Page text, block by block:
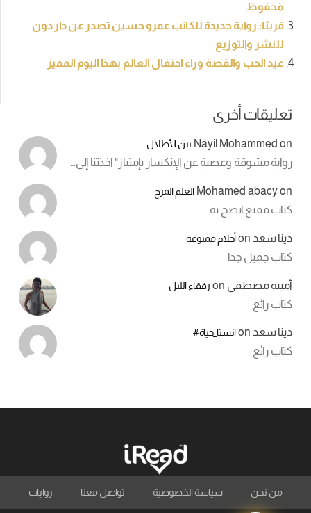
مَحفوظ
قريبًا: رواية جديدة للكاتب عمرو حسين تصدر عن دار دون
للنشر والتوزيع
عيد الحب والقصة وراء احتفال العالم بهذا اليوم المميز
تعليقات أخرى
Nayil Mohammed on بين الأطلال
رواية مشوقة وعصية عن الإنكسار بإمتياز" اخذتنا إلى…
Mohamed abacyon العلم المرح
كتاب ممتع انصح به
دينا سعد onأحلام ممنوعة
كتاب جميل جدا
أمينة مصطفى on رفقاء الليل
كتاب رائع
دينا سعد onانستا_حياة#
كتاب رائع
من نحن سياسة الخصوصية تواصل معنا روايات